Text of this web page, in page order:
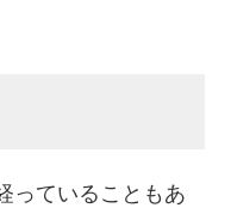
っていることもあ